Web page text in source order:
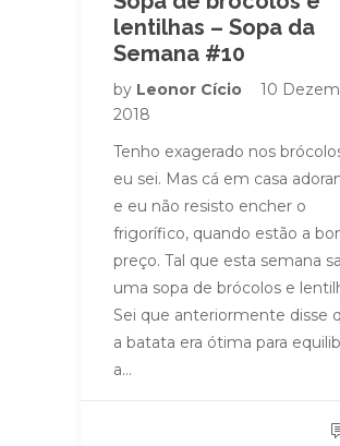
lentilhas – Sopa da
Semana #10
by Leonor Cício
10
2018
Tenho exagerado nos
eu sei. Mas cá em casa
e eu não resisto encher o
frigorífico, quando estão a
preço. Tal que esta semana
uma sopa de brócolos e
Sei que anteriormente disse
a batata era ótima para
a…